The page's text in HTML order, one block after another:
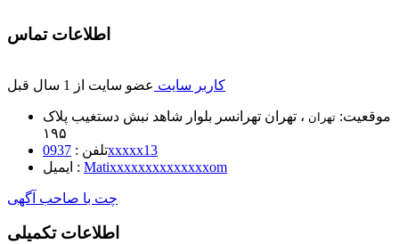
اطلاعات تماس
کاربر سایت عضو سایت از 1 سال قبل
موقعیت: تهران ، تهران تهرانسر بلوار شاهد نبش دستغیب پلاک
۱۹۵
تلفن :0937xxxxx13
ایمیل : Matixxxxxxxxxxxxxxom
چت با صاحب آگهی
اطلاعات تکمیلی